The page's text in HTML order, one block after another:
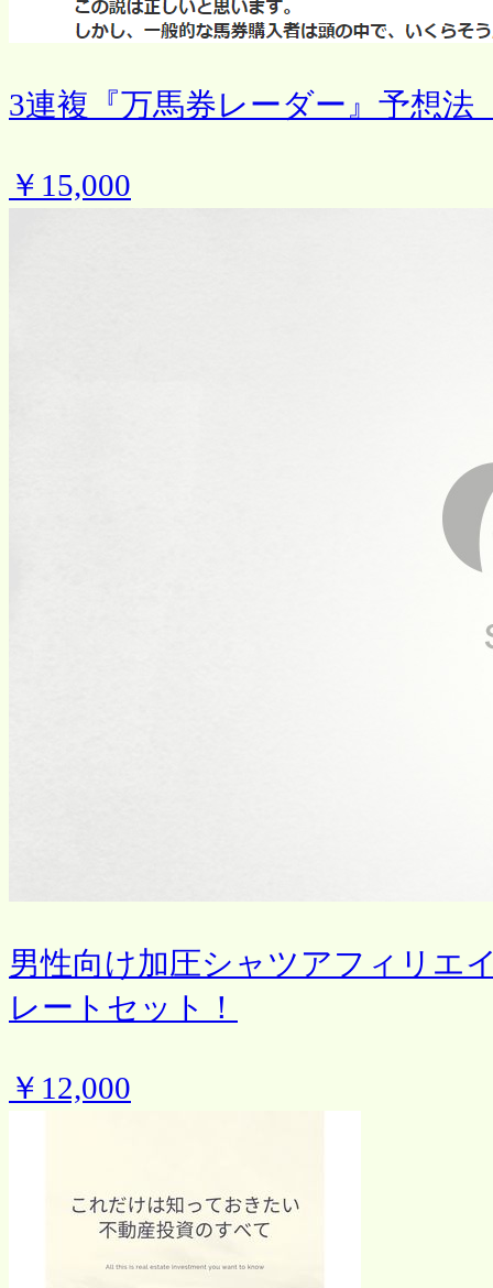
3連複『万馬券レーダー』予想法
￥15,000
男性向け加圧シャツアフィリエ
レートセット！
￥12,000